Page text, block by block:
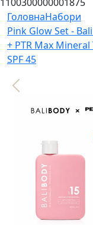
ГоловнаНабори
Pink Glow Set -
+ PTR Max
SPF 45